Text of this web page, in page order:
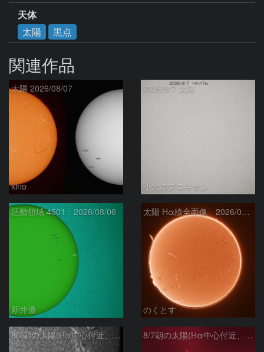
天体
太陽
黒点
関連作品
太陽 2026/08/07
kino
2026/8/7 太陽
小犬のプロキオン
活動領域 4501：2026/08/06
新井優
太陽 Hα線全面像 2026/08/07
のくとす
8/7朝の太陽(Hα中心付近、4498、4502付近) 8/7朝の太陽(Hα中心付近、プロミネンス)